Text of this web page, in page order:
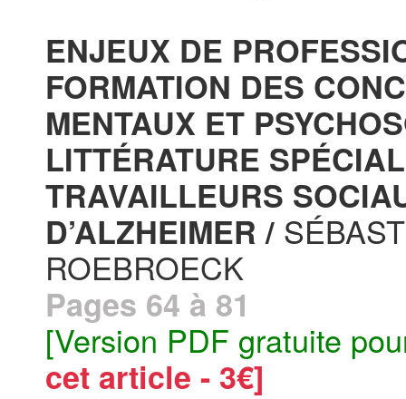
ENJEUX DE
FORMATION DES
MENTAUX ET
LITTÉRATURE
TRAVAILLEURS
D’ALZHEIMER /
ROEBROECK
Pages 64 à 81
[Version PDF gratuite
cet article - 3€]